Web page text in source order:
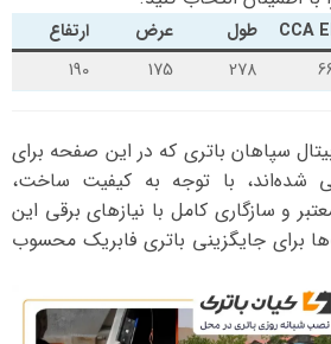
CCA طول عرض
ارتفاع
278
175
190
سپاهان باتری که در این صفحه برای
شده‌اند، با توجه به کیفیت ساخت،
و سازگاری کامل با نیازهای برقی این
برای جایگزینی باتری فابریک محسوب
نمایشگر
ویدیو